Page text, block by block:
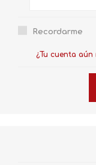
Recordarme
¿Tu cuenta